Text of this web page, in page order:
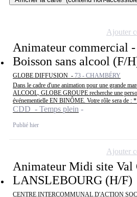
Animateur commercial
Boisson sans alcool (F/
GLOBE DIFFUSION - 73 - CHAMBÉRY
Dans le cadre d'une animation pour une grande
ALCOOL, GLOBE GROUPE recherche une
événementielle EN BINÔME. Votre rôle sera de : *
CDD - Temps plein
Publié hier
Ajouter
Animateur Midi site Val
LANSLEBOURG (H/F)
CENTRE INTERCOMMUNAL D'ACTION
Ajouter